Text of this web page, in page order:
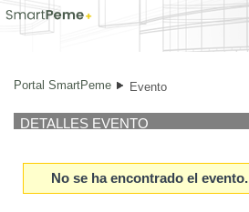
Evento
Portal SmartPeme Evento
DETALLES EVENTO
No se ha encontrado el evento.